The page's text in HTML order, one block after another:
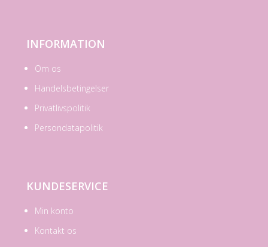
INFORMATION
Om os
Handelsbetingelser
Privatlivspolitik
Persondatapolitik
KUNDESERVICE
Min konto
Kontakt os